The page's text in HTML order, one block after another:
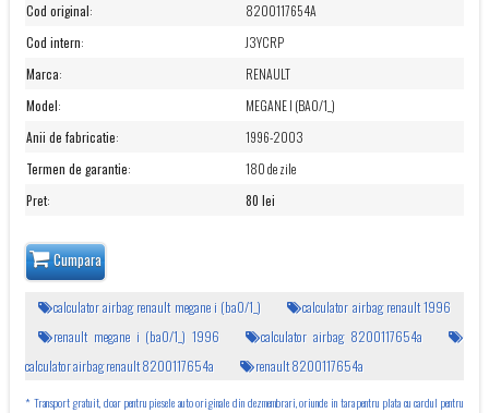
Cod original:
8200117654A
Cod intern:
J3YCRP
Marca:
RENAULT
Model:
MEGANE I (BA0/1_)
Anii de fabricatie:
1996-2003
Termen de garantie:
180 de zile
Pret: 80 lei
Cumpara
calculator airbag renault megane i (ba0/1_)
calculator airbag renault 1996
renault megane i (ba0/1_) 1996
calculator airbag 8200117654a
calculator airbag renault 8200117654a
renault 8200117654a
* Transport gratuit, doar pentru piesele auto originale din dezmembrari, oriunde in tara pentru plata cu cardul pentru